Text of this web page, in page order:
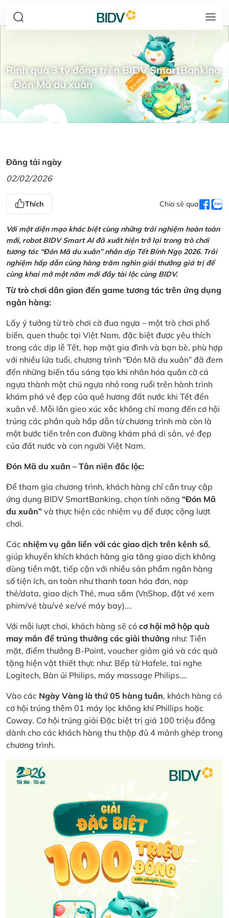
Rinh quà 3 tỷ đồng trên BIDV SmartBanking
– Đón Mã du xuân
Đăng tải ngày
02/02/2026
Thích Chia sẻ qua
Với một diện mạo khác biệt cùng những trải nghiệm hoàn toàn
mới, robot BIDV Smart AI đã xuất hiện trở lại trong trò chơi
tương tác “Đón Mã du xuân” nhân dịp Tết Bính Ngọ 2026. Trải
nghiệm hấp dẫn cùng hàng trăm nghìn giải thưởng giá trị để
cùng khai mở một năm mới đầy tài lộc cùng BIDV.
Từ trò chơi dân gian đến game tương tác trên ứng dụng
ngân hàng:
Lấy ý tưởng từ trò chơi cờ đua ngựa – một trò chơi phổ
biến, quen thuộc tại Việt Nam, đặc biệt được yêu thích
trong các dịp lễ Tết, họp mặt gia đình và bạn bè, phù hợp
với nhiều lứa tuổi, chương trình “Đón Mã du xuân” đã đem
đến những biến tấu sáng tạo khi nhân hóa quân cờ cá
ngựa thành một chú ngựa nhỏ rong ruổi trên hành trình
khám phá vẻ đẹp của quê hương đất nước khi Tết đến
xuân về. Mỗi lần gieo xúc xắc không chỉ mang đến cơ hội
trúng các phần quà hấp dẫn từ chương trình mà còn là
một bước tiến trên con đường khám phá di sản, vẻ đẹp
của đất nước và con người Việt Nam.
Đón Mã du xuân – Tân niên đắc lộc:
Để tham gia chương trình, khách hàng chỉ cần truy cập
ứng dụng BIDV SmartBanking, chọn tính năng “Đón Mã
du xuân” và thực hiện các nhiệm vụ để được cộng lượt
chơi.
Các nhiệm vụ gắn liền với các giao dịch trên kênh số,
giúp khuyến khích khách hàng gia tăng giao dịch không
dùng tiền mặt, tiếp cận với nhiều sản phẩm ngân hàng
số tiện ích, an toàn như thanh toan hóa đơn, nạp
thẻ/data, giao dịch Thẻ, mua sắm (VnShop, đặt vé xem
phim/vé tàu/vé xe/vé máy bay)….
Với mỗi lượt chơi, khách hàng sẽ có cơ hội mở hộp quà
may mắn để trúng thưởng các giải thưởng như: Tiền
mặt, điểm thưởng B-Point, voucher giảm giá và các quà
tặng hiện vật thiết thực như: Bếp từ Hafele, tai nghe
Logitech, Bàn ủi Philips, máy massage Philips….
Vào các Ngày Vàng là thứ 05 hàng tuần, khách hàng có
cơ hội trúng thêm 01 máy lọc không khí Phillips hoặc
Coway. Cơ hội trúng giải Đặc biệt trị giá 100 triệu đồng
dành cho các khách hàng thu thập đủ 4 mảnh ghép trong
chương trình.